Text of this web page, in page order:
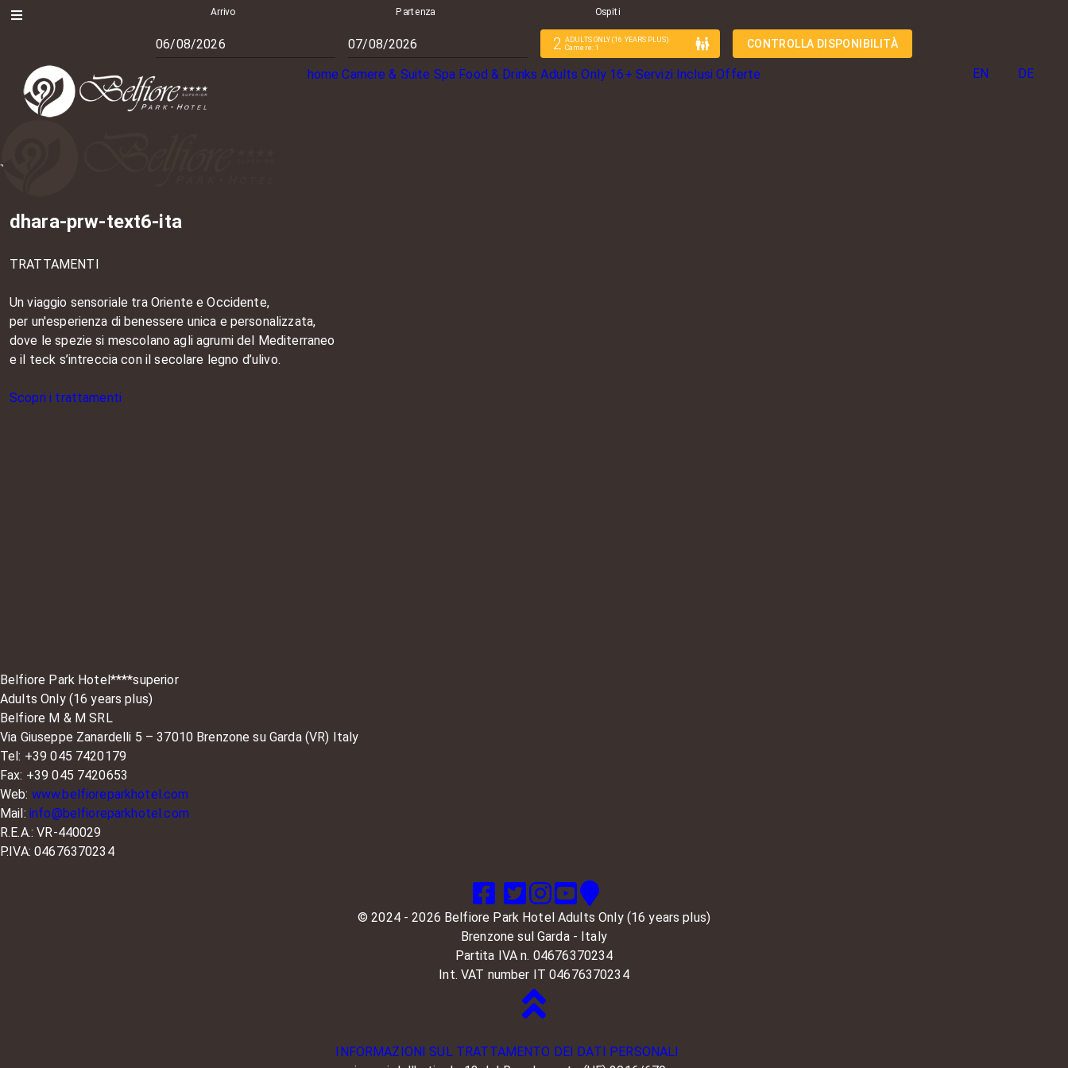
Arrivo Partenza Ospiti
2 ADULTS ONLY (16 YEARS PLUS)
Camere: 1 CONTROLLA DISPONIBILITÀ
home Camere & Suite Spa Food & Drinks Adults Only 16+ Servizi Inclusi Offerte Seleziona la tua linguaEN DE
dhara-prw-text6-ita
TRATTAMENTI
Un viaggio sensoriale tra Oriente e Occidente,
per un'esperienza di benessere unica e personalizzata,
dove le spezie si mescolano agli agrumi del Mediterraneo
e il teck s’intreccia con il secolare legno d’ulivo.
Scopri i trattamenti
Belfiore Park Hotel****superior
Adults Only (16 years plus)
Belfiore M & M SRL
Via Giuseppe Zanardelli 5 – 37010 Brenzone su Garda (VR) Italy
Tel: +39 045 7420179
Fax: +39 045 7420653
Web: www.belfioreparkhotel.com
Mail: info@belfioreparkhotel.com
R.E.A.: VR-440029
P.IVA: 04676370234
© 2024 - 2026 Belfiore Park Hotel Adults Only (16 years plus)
Brenzone sul Garda - Italy
Partita IVA n. 04676370234
Int. VAT number IT 04676370234
INFORMAZIONI SUL TRATTAMENTO DEI DATI PERSONALI